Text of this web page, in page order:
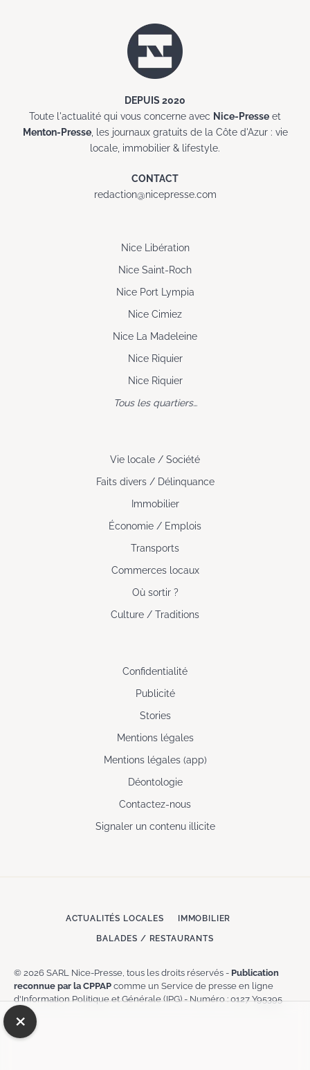
DEPUIS 2020
Toute l'actualité qui vous concerne avec Nice-Presse et
Menton-Presse, les journaux gratuits de la Côte d'Azur : vie
locale, immobilier & lifestyle.
CONTACT
redaction@nicepresse.com
Nice Libération
Nice Saint-Roch
Nice Port Lympia
Nice Cimiez
Nice La Madeleine
Nice Riquier
Nice Riquier
Tous les quartiers…
Vie locale / Société
Faits divers / Délinquance
Immobilier
Économie / Emplois
Transports
Commerces locaux
Où sortir ?
Culture / Traditions
Confidentialité
Publicité
Stories
Mentions légales
Mentions légales (app)
Déontologie
Contactez-nous
Signaler un contenu illicite
ACTUALITÉS LOCALES IMMOBILIER
BALADES / RESTAURANTS
© 2026 SARL Nice-Presse, tous les droits réservés - Publication
reconnue par la CPPAP comme un Service de presse en ligne
d'Information Politique et Générale (IPG) - Numéro : 0127 Y95395
×